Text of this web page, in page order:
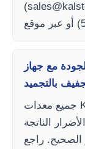
(
مع جهاز
جميع معدات Kalstein تأتي بضمان لمدة عام واحد
الناتجة
الصحيح. راجع